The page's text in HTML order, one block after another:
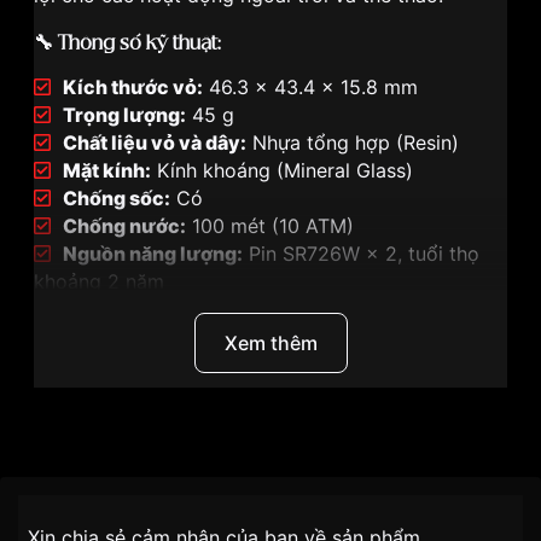
🔧 Thông số kỹ thuật:
Kích thước vỏ: 46.3 × 43.4 × 15.8 mm
Trọng lượng: 45 g
Chất liệu vỏ và dây: Nhựa tổng hợp (Resin)
Mặt kính: Kính khoáng (Mineral Glass)
Chống sốc: Có
Chống nước: 100 mét (10 ATM)
Nguồn năng lượng: Pin SR726W × 2, tuổi thọ
khoảng 2 năm
±30 giây/tháng
Xem thêm